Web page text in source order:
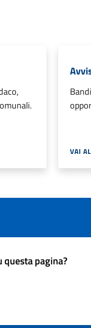
VAI
pagina?